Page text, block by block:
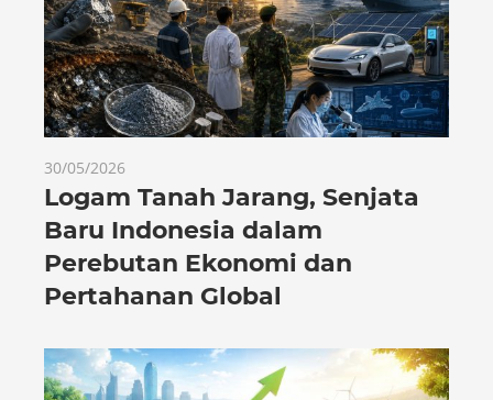
30/05/2026
Logam Tanah Jarang, Senjata
Baru Indonesia dalam
Perebutan Ekonomi dan
Pertahanan Global